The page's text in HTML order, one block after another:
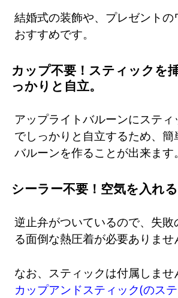
結婚式の装飾や、プレゼントの
おすすめです。
カップ不要！スティックを
っかりと自立。
アップライトバルーンにステ
でしっかりと自立するため、簡
バルーンを作ることが出来ます。
シーラー不要！空気を入れる
逆止弁がついているので、失敗
る面倒な熱圧着が必要ありませ
なお、スティックは付属しませ
カップアンドスティック(のス